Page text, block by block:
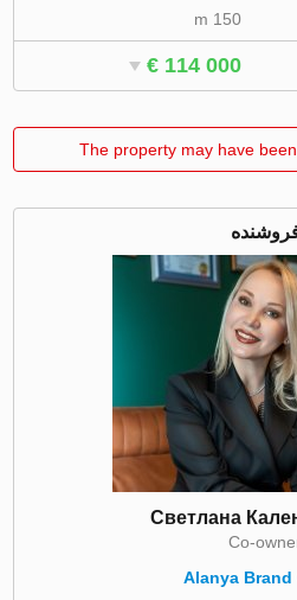
150 m
€ 114 000
The property may have
Светлана
Co-
Alanya Brand